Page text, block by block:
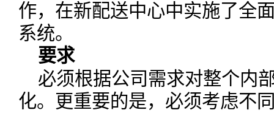
作，在新配送中心中实施了全
系统。
要求
必须根据公司需求对整个内
化。更重要的是，必须考虑不